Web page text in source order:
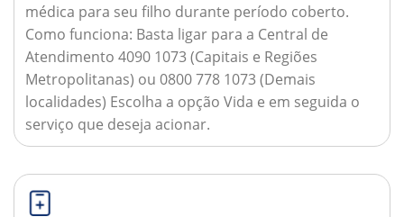
médica para seu filho durante período coberto.
Como funciona: Basta ligar para a Central de
Atendimento 4090 1073 (Capitais e Regiões
Metropolitanas) ou 0800 778 1073 (Demais
localidades) Escolha a opção Vida e em seguida o
serviço que deseja acionar.